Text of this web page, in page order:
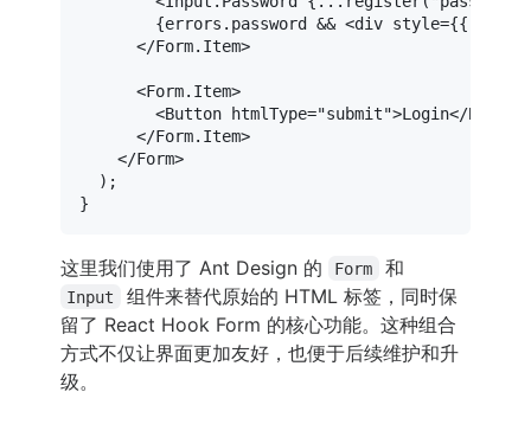
        {errors.password &&
<div style={{
</Form.Item>
<Form.Item>
<Button htmlType="submit">Login</Button
</Form.Item>
</Form>
  );
这里我们使用了 Ant Design 的 Form 和
Input
组件来替代原始的 HTML 标签，同时保
留了 React Hook Form 的核心功能。这种组合
方式不仅让界面更加友好，也便于后续维护和升
级。